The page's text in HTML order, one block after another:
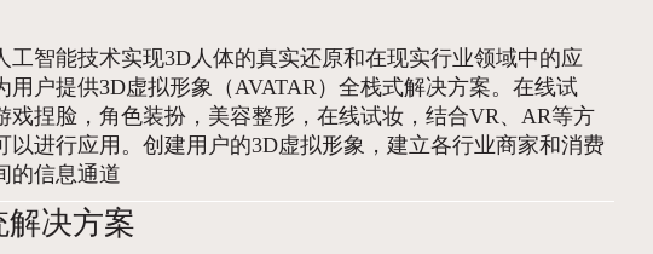
工智能技术实现3D人体的真实还原和在现实行业领域中的应
用户提供3D虚拟形象（AVATAR）全栈式解决方案。在线试
戏捏脸，角色装扮，美容整形，在线试妆，结合VR、AR等方
以进行应用。创建用户的3D虚拟形象，建立各行业商家和消费
的信息通道
解决方案